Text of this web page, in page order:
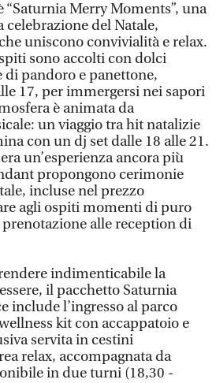
“Saturnia Merry Moments”, una
celebrazione del Natale,
uniscono convivialità e relax.
sono accolti con dolci
pandoro e panettone,
17, per immergersi nei sapori
è animata da
un viaggio tra hit natalizie
con un dj set dalle 18 alle 21.
un’esperienza ancora più
propongono cerimonie
incluse nel prezzo
agli ospiti momenti di puro
alle reception di
indimenticabile la
il pacchetto Saturnia
include l’ingresso al parco
kit con accappatoio e
servita in cestini
relax, accompagnata da
in due turni (18,30 -